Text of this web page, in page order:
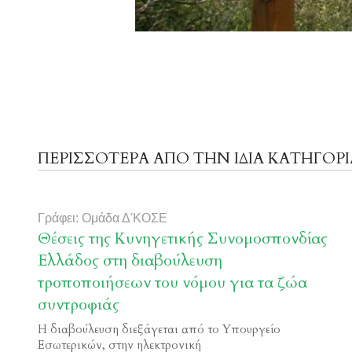
ΠΕΡΙΣΣΟΤΕΡΑ ΑΠΟ ΤΗΝ ΙΔΙΑ
Γράφει: Ομάδα Δ'ΚΟΣΕ
Θέσεις της Κυνηγετικής Συνομοσπονδίας
Ελλάδος στη διαβούλευση
τροποποιήσεων του νόμου για τα ζώα
συντροφιάς
Η διαβούλευση διεξάγεται από το Υπουργείο
Εσωτερικών, στην ηλεκτρονική